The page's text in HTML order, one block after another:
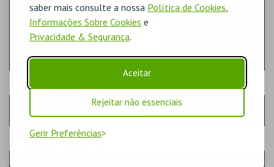
saber mais consulte a nossa Política de Cookies,
Informações Sobre Cookies e
Privacidade & Segurança.
Aceitar
Rejeitar não essenciais
Gerir Preferências
PASSO- SESSÃO
SÁBADO | 05 DEZ 2026 | 21:30
PASSO- EVENTO